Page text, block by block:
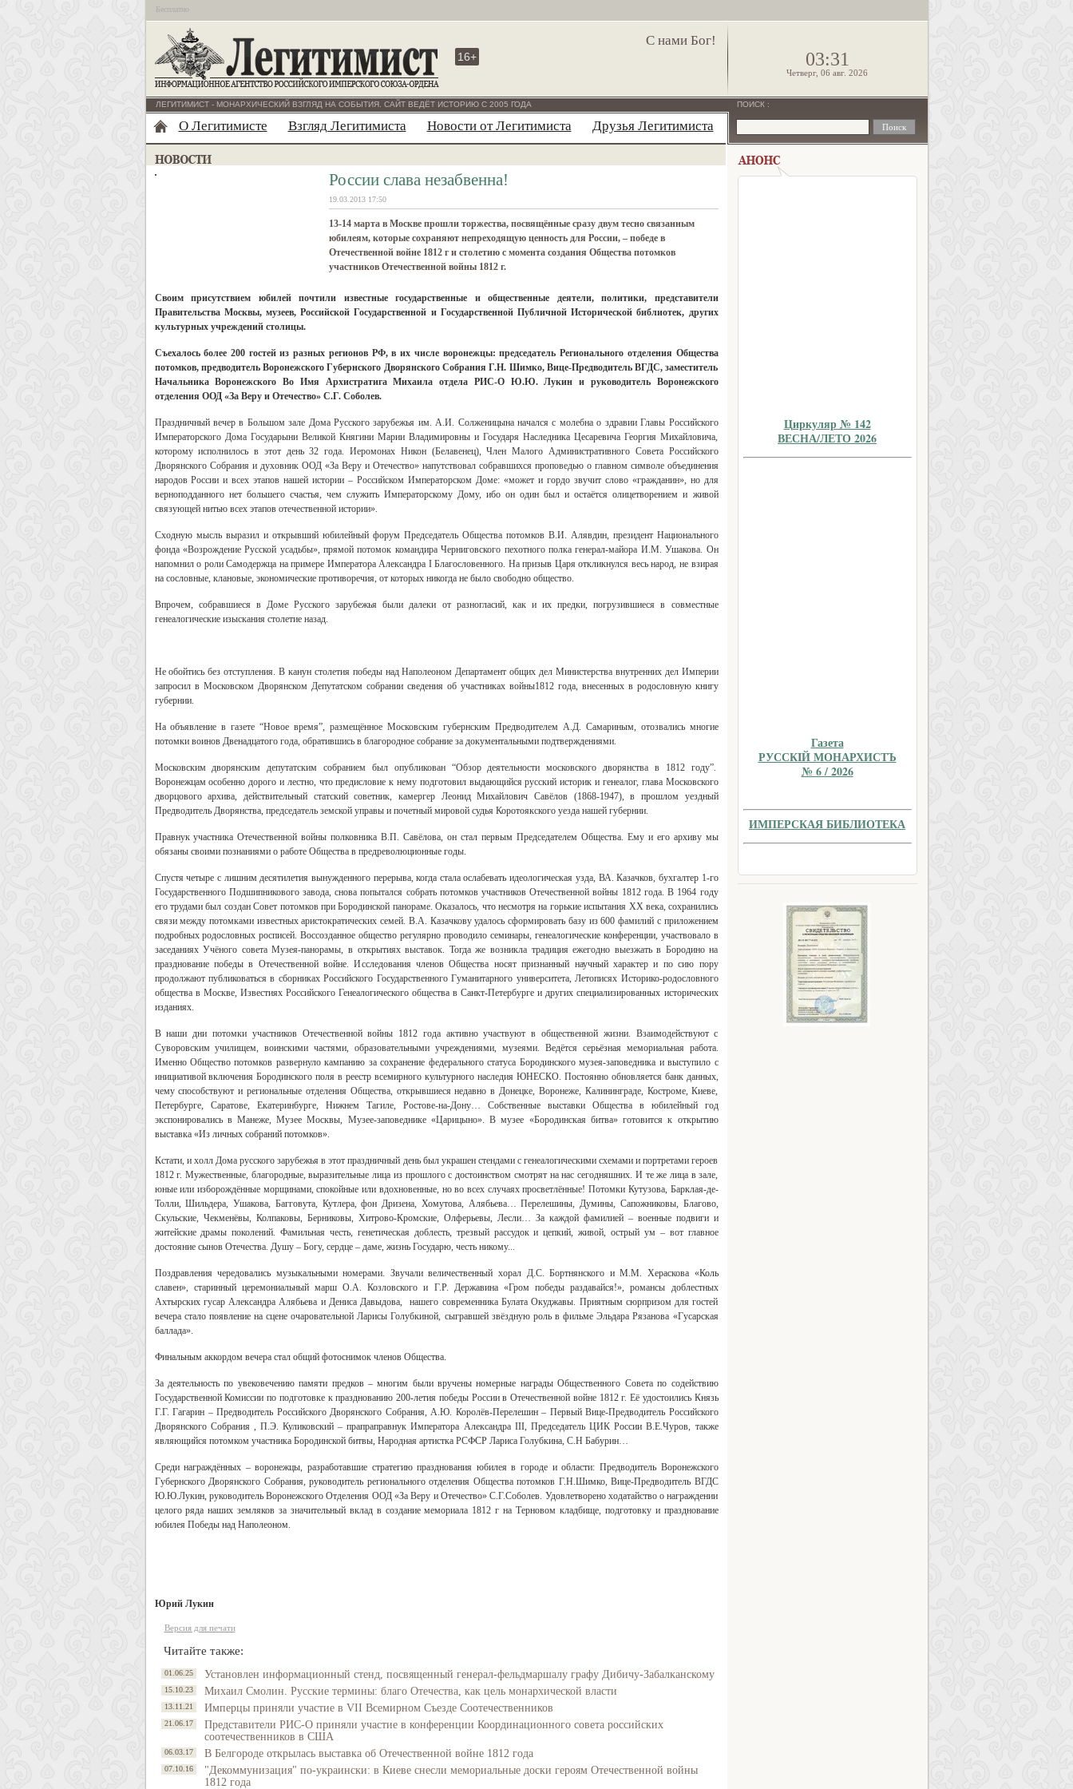
Бесплатно
С нами Бог!
16+ 03:31
Четверг, 06 авг. 2026
ЛЕГИТИМИСТ - МОНАРХИЧЕСКИЙ ВЗГЛЯД НА СОБЫТИЯ. САЙТ ВЕДЁТ ИСТОРИЮ С 2005 ГОДА
О Легитимисте Взгляд Легитимиста Новости от Легитимиста Друзья Легитимиста
России слава незабвенна!
19.03.2013 17:50
13-14 марта в Москве прошли торжества, посвящённые сразу двум тесно связанным
юбилеям, которые сохраняют непреходящую ценность для России, – победе в
Отечественной войне 1812 г и столетию с момента создания Общества потомков
участников Отечественной войны 1812 г.
Своим присутствием юбилей почтили известные государственные и общественные деятели, политики, представители
Правительства Москвы, музеев, Российской Государственной и Государственной Публичной Исторической библиотек, других
культурных учреждений столицы.
Съехалось более 200 гостей из разных регионов РФ, в их числе воронежцы: председатель Регионального отделения Общества
потомков, предводитель Воронежского Губернского Дворянского Собрания Г.Н. Шимко, Вице-Предводитель ВГДС, заместитель
Начальника Воронежского Во Имя Архистратига Михаила отдела РИС-О Ю.Ю. Лукин и руководитель Воронежского
отделения ООД «За Веру и Отечество» С.Г. Соболев.
Праздничный вечер в Большом зале Дома Русского зарубежья им. А.И. Солженицына начался с молебна о здравии Главы Российского
Императорского Дома Государыни Великой Княгини Марии Владимировны и Государя Наследника Цесаревича Георгия Михайловича,
которому исполнилось в этот день 32 года. Иеромонах Никон (Белавенец), Член Малого Административного Совета Российского
Дворянского Собрания и духовник ООД «За Веру и Отечество» напутствовал собравшихся проповедью о главном символе объединения
народов России и всех этапов нашей истории – Российском Императорском Доме: «может и гордо звучит слово «гражданин», но для
верноподданного нет большего счастья, чем служить Императорскому Дому, ибо он один был и остаётся олицетворением и живой
связующей нитью всех этапов отечественной истории».
Сходную мысль выразил и открывший юбилейный форум Председатель Общества потомков В.И. Алявдин, президент Национального
фонда «Возрождение Русской усадьбы», прямой потомок командира Черниговского пехотного полка генерал-майора И.М. Ушакова. Он
напомнил о роли Самодержца на примере Императора Александра I Благословенного. На призыв Царя откликнулся весь народ, не взирая
на сословные, клановые, экономические противоречия, от которых никогда не было свободно общество.
Впрочем, собравшиеся в Доме Русского зарубежья были далеки от разногласий, как и их предки, погрузившиеся в совместные
генеалогические изыскания столетие назад.
Не обойтись без отступления. В канун столетия победы над Наполеоном Департамент общих дел Министерства внутренних дел Империи
запросил в Московском Дворянском Депутатском собрании сведения об участниках войны1812 года, внесенных в родословную книгу
губернии.
На объявление в газете “Новое время”, размещённое Московским губернским Предводителем А.Д. Самариным, отозвались многие
потомки воинов Двенадцатого года, обратившись в благородное собрание за документальными подтверждениями.
Московским дворянским депутатским собранием был опубликован “Обзор деятельности московского дворянства в 1812 году”.
Воронежцам особенно дорого и лестно, что предисловие к нему подготовил выдающийся русский историк и генеалог, глава Московского
дворцового архива, действительный статский советник, камергер Леонид Михайлович Савёлов (1868-1947), в прошлом уездный
Предводитель Дворянства, председатель земской управы и почетный мировой судья Коротоякского уезда нашей губернии.
Правнук участника Отечественной войны полковника В.П. Савёлова, он стал первым Председателем Общества. Ему и его архиву мы
обязаны своими познаниями о работе Общества в предреволюционные годы.
Спустя четыре с лишним десятилетия вынужденного перерыва, когда стала ослабевать идеологическая узда, ВА. Казачков, бухгалтер 1-го
Государственного Подшипникового завода, снова попытался собрать потомков участников Отечественной войны 1812 года. В 1964 году
его трудами был создан Совет потомков при Бородинской панораме. Оказалось, что несмотря на горькие испытания XX века, сохранились
связи между потомками известных аристократических семей. В.А. Казачкову удалось сформировать базу из 600 фамилий с приложением
подробных родословных росписей. Воссозданное общество регулярно проводило семинары, генеалогические конференции, участвовало в
заседаниях Учёного совета Музея-панорамы, в открытиях выставок. Тогда же возникла традиция ежегодно выезжать в Бородино на
празднование победы в Отечественной войне. Исследования членов Общества носят признанный научный характер и по сию пору
продолжают публиковаться в сборниках Российского Государственного Гуманитарного университета, Летописях Историко-родословного
общества в Москве, Известиях Российского Генеалогического общества в Санкт-Петербурге и других специализированных исторических
изданиях.
В наши дни потомки участников Отечественной войны 1812 года активно участвуют в общественной жизни. Взаимодействуют с
Суворовским училищем, воинскими частями, образовательными учреждениями, музеями. Ведётся серьёзная мемориальная работа.
Именно Общество потомков развернуло кампанию за сохранение федерального статуса Бородинского музея-заповедника и выступило с
инициативой включения Бородинского поля в реестр всемирного культурного наследия ЮНЕСКО. Постоянно обновляется банк данных,
чему способствуют и региональные отделения Общества, открывшиеся недавно в Донецке, Воронеже, Калининграде, Костроме, Киеве,
Петербурге, Саратове, Екатеринбурге, Нижнем Тагиле, Ростове-на-Дону… Собственные выставки Общества в юбилейный год
экспонировались в Манеже, Музее Москвы, Музее-заповеднике «Царицыно». В музее «Бородинская битва» готовится к открытию
выставка «Из личных собраний потомков».
Кстати, и холл Дома русского зарубежья в этот праздничный день был украшен стендами с генеалогическими схемами и портретами героев
1812 г. Мужественные, благородные, выразительные лица из прошлого с достоинством смотрят на нас сегодняшних. И те же лица в зале,
юные или изборождённые морщинами, спокойные или вдохновенные, но во всех случаях просветлённые! Потомки Кутузова, Барклая-де-
Толли, Шильдера, Ушакова, Багговута, Кутлера, фон Дризена, Хомутова, Алябьева… Перелешины, Думины, Сапожниковы, Благово,
Скульские, Чекменёвы, Колпаковы, Берниковы, Хитрово-Кромские, Олферьевы, Лесли… За каждой фамилией – военные подвиги и
житейские драмы поколений. Фамильная честь, генетическая доблесть, трезвый рассудок и цепкий, живой, острый ум – вот главное
достояние сынов Отечества. Душу ­– Богу, сердце – даме, жизнь Государю, честь никому...
Поздравления чередовались музыкальными номерами. Звучали величественный хорал Д.С. Бортнянского и М.М. Хераскова «Коль
славен», старинный церемониальный марш О.А. Козловского и Г.Р. Державина «Гром победы раздавайся!», романсы доблестных
Ахтырских гусар Александра Алябьева и Дениса Давыдова, нашего современника Булата Окуджавы. Приятным сюрпризом для гостей
вечера стало появление на сцене очаровательной Ларисы Голубкиной, сыгравшей звёздную роль в фильме Эльдара Рязанова «Гусарская
баллада».
Финальным аккордом вечера стал общий фотоснимок членов Общества.
За деятельность по увековечению памяти предков – многим были вручены номерные награды Общественного Совета по содействию
Государственной Комиссии по подготовке к празднованию 200-летия победы России в Отечественной войне 1812 г. Её удостоились Князь
Г.Г. Гагарин – Предводитель Российского Дворянского Собрания, А.Ю. Королёв-Перелешин – Первый Вице-Предводитель Российского
Дворянского Собрания , П.Э. Куликовский – прапраправнук Императора Александра III, Председатель ЦИК России В.Е.Чуров, также
являющийся потомком участника Бородинской битвы, Народная артистка РСФСР Лариса Голубкина, С.Н Бабурин…
Среди награждённых – воронежцы, разработавшие стратегию празднования юбилея в городе и области: Предводитель Воронежского
Губернского Дворянского Собрания, руководитель регионального отделения Общества потомков Г.Н.Шимко, Вице-Предводитель ВГДС
Ю.Ю.Лукин, руководитель Воронежского Отделения ООД «За Веру и Отечество» С.Г.Соболев. Удовлетворено ходатайство о награждении
целого ряда наших земляков за значительный вклад в создание мемориала 1812 г на Терновом кладбище, подготовку и празднование
юбилея Победы над Наполеоном.
Юрий Лукин
Версия для печати
Читайте также:
01.06.25 Установлен информационный стенд, посвященный генерал-фельдмаршалу графу Дибичу-Забалканскому
15.10.23 Михаил Смолин. Русские термины: благо Отечества, как цель монархической власти
13.11.21 Имперцы приняли участие в VII Всемирном Съезде Соотечественников
21.06.17
Представители РИС-О приняли участие в конференции Координационного совета российских
соотечественников в США
06.03.17 В Белгороде открылась выставка об Отечественной войне 1812 года
07.10.16
"Декоммунизация" по-украински: в Киеве снесли мемориальные доски героям Отечественной войны
1812 года
ПОИСК :
Циркуляр № 142
ВЕСНА/ЛЕТО 2026
Газета
РУССКIЙ МОНАРХИСТЪ
№ 6 / 2026
ИМПЕРСКАЯ БИБЛИОТЕКА
Свидетельство